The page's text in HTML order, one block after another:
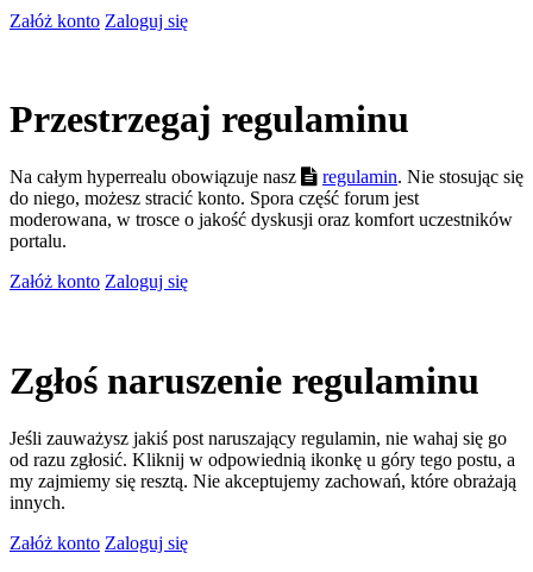
Załóż konto Zaloguj się
Przestrzegaj regulaminu
Na całym hyperrealu obowiązuje nasz regulamin. Nie stosując się
do niego, możesz stracić konto. Spora część forum jest
moderowana, w trosce o jakość dyskusji oraz komfort uczestników
portalu.
Załóż konto Zaloguj się
Zgłoś naruszenie regulaminu
Jeśli zauważysz jakiś post naruszający regulamin, nie wahaj się go
od razu zgłosić. Kliknij w odpowiednią ikonkę u góry tego postu, a
my zajmiemy się resztą. Nie akceptujemy zachowań, które obrażają
innych.
Załóż konto Zaloguj się